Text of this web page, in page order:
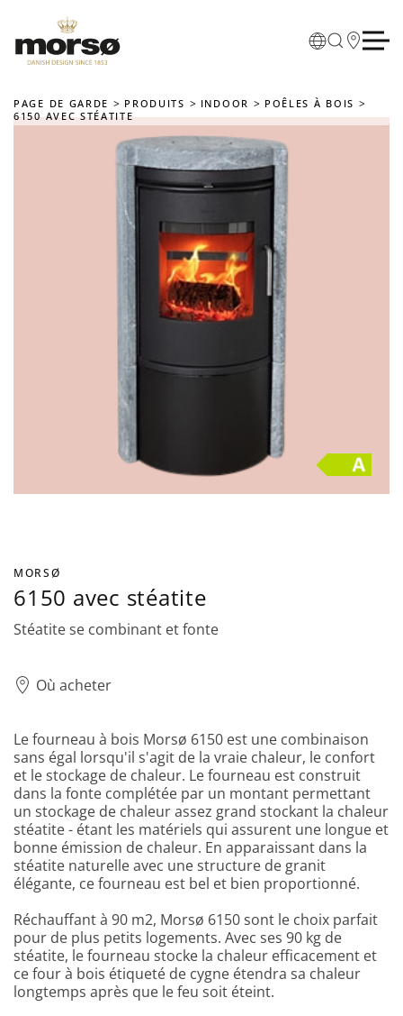
Skip to main content
PAGE DE GARDE PRODUITS INDOOR
POÊLES À BOIS
6150 AVEC STÉATITE
MORSØ
6150 avec stéatite
Stéatite se combinant et fonte
Où acheter
Le fourneau à bois Morsø 6150 est une combinaison
sans égal lorsqu'il s'agit de la vraie chaleur, le confort
et le stockage de chaleur. Le fourneau est construit
dans la fonte complétée par un montant permettant
un stockage de chaleur assez grand stockant la chaleur
stéatite - étant les matériels qui assurent une longue et
bonne émission de chaleur. En apparaissant dans la
stéatite naturelle avec une structure de granit
élégante, ce fourneau est bel et bien proportionné.
Réchauffant à 90 m2, Morsø 6150 sont le choix parfait
pour de plus petits logements. Avec ses 90 kg de
stéatite, le fourneau stocke la chaleur efficacement et
ce four à bois étiqueté de cygne étendra sa chaleur
longtemps après que le feu soit éteint.